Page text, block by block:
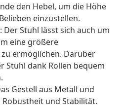
den Hebel, um die Höhe
einzustellen.
Der Stuhl lässt sich auch um
eine größere
ermöglichen. Darüber
Stuhl dank Rollen bequem
Gestell aus Metall und
und Stabilität.